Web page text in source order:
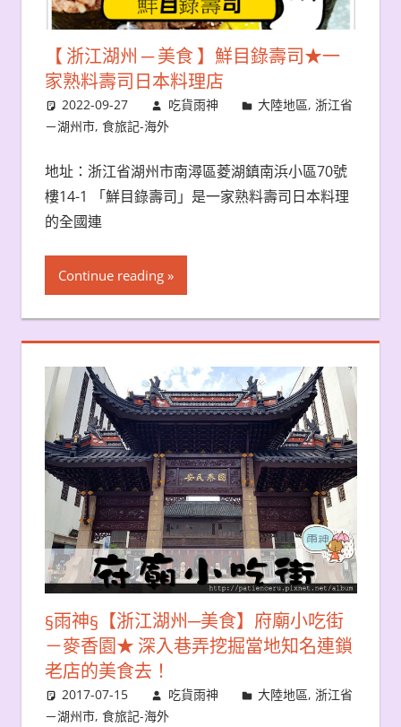
【 浙江湖州 ─ 美食 】鮮目錄壽司★一
家熟料壽司日本料理店
2022-09-27 吃貨雨神 大陸地區,浙江省
－湖州市, 食旅記-海外
地址：浙江省湖州市南潯區菱湖鎮南浜小區70號
樓14-1 「鮮目錄壽司」是一家熟料壽司日本料理
的全國連
Continue reading
§雨神§【浙江湖州─美食】府廟小吃街
－麥香園★ 深入巷弄挖掘當地知名連鎖
老店的美食去！
2017-07-15 吃貨雨神 大陸地區,浙江省
－湖州市, 食旅記-海外